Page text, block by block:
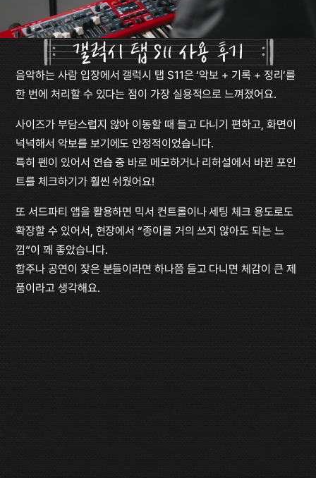
갤럭시 탭 S11 사용 후기
음악하는 사람 입장에서 갤럭시 탭 S11은 ‘악보 + 기록 + 정리’를
한 번에 처리할 수 있다는 점이 가장 실용적으로 느껴졌어요.
사이즈가 부담스럽지 않아 이동할 때 들고 다니기 편하고, 화면이
넉넉해서 악보를 보기에도 안정적이었습니다.
특히 펜이 있어서 연습 중 바로 메모하거나 리허설에서 바뀐 포인
트를 체크하기가 훨씬 쉬웠어요!
또 서드파티 앱을 활용하면 믹서 컨트롤이나 세팅 체크 용도로도
확장할 수 있어서, 현장에서 “종이를 거의 쓰지 않아도 되는 느
낌”이 꽤 좋았습니다.
합주나 공연이 잦은 분들이라면 하나쯤 들고 다니면 체감이 큰 제
품이라고 생각해요.